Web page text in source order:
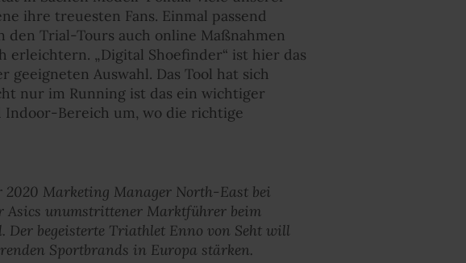
ihre treuesten Fans. Einmal passend
den Trial-Tours auch online Maßnahmen
erleichtern. „Digital Shoefinder“ ist hier das
Auswahl. Das Tool hat sich
nur im Running ist das ein wichtiger
Indoor-Bereich um, wo die richtige
2020 Marketing Manager North-East bei
Asics unumstrittener Marktführer beim
Der begeisterte Triathlet Enno von Seht will
Sportbrands in Europa stärken.